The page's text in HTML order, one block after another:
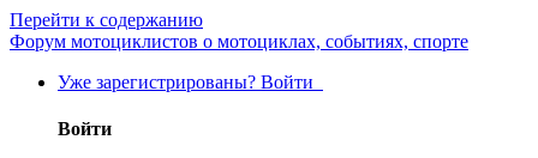
Перейти к содержанию
Форум мотоциклистов о мотоциклах, событиях, спорте
Уже зарегистрированы? Войти
Войти